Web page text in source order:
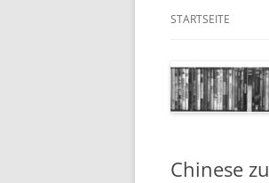
STARTSEITE
Chinese